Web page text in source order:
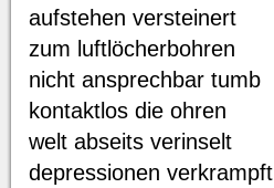
aufstehen versteinert
zum luftlöcherbohren
nicht ansprechbar tumb
kontaktlos die ohren
welt abseits verinselt
depressionen verkrampft